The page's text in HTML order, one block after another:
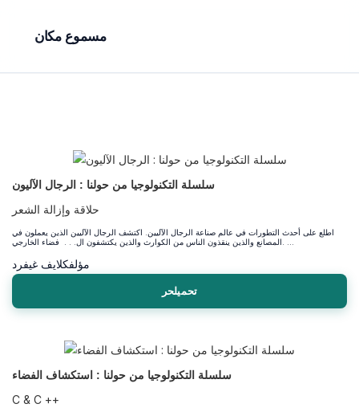
مسموع مكان
سلسلة التكنولوجيا من حولنا : الرجال الآليون
حلاقة وإزالة الشعر
اطلع على أحدث التطورات في عالم صناعة الرجال الآليين. اكتشف الرجال الآليين الذين يعملون في
مؤلفكلايف غيفرد
تحميلحر
سلسلة التكنولوجيا من حولنا : استكشاف الفضاء
C & C ++